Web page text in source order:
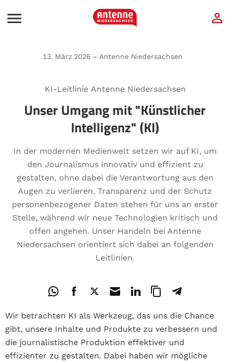
13. März 2026 – Antenne Niedersachsen
KI-Leitlinie Antenne Niedersachsen
Unser Umgang mit "Künstlicher
Intelligenz" (KI)
In der modernen Medienwelt setzen wir auf KI, um
den Journalismus innovativ und effizient zu
gestalten, ohne dabei die Verantwortung aus den
Augen zu verlieren. Transparenz und der Schutz
personenbezogener Daten stehen für uns an erster
Stelle, während wir neue Technologien kritisch und
offen angehen. Unser Handeln bei Antenne
Niedersachsen orientiert sich dabei an folgenden
Leitlinien.
Wir betrachten KI als Werkzeug, das uns die Chance
gibt, unsere Inhalte und Produkte zu verbessern und
die journalistische Produktion effektiver und
effizienter zu gestalten. Dabei haben wir mögliche